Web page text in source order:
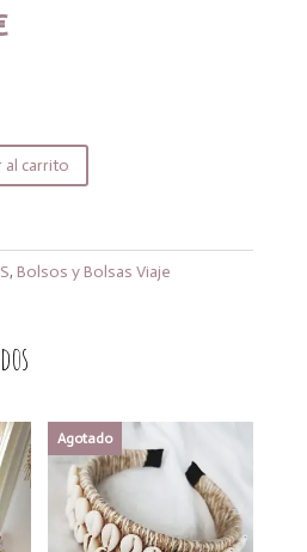
El
al carrito
, Bolsos y Bolsas Viaje